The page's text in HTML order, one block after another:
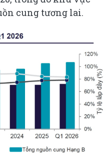
cung tương lai.